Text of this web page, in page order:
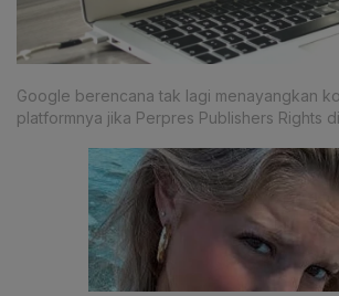
Google berencana tak lagi menayangkan
platformnya jika Perpres Publishers Rights